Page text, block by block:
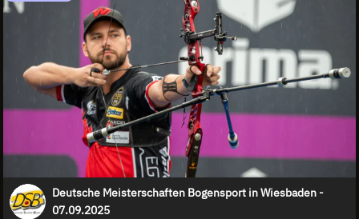
Deutsche Meisterschaften Bogensport in Wiesbaden -
07.09.2025